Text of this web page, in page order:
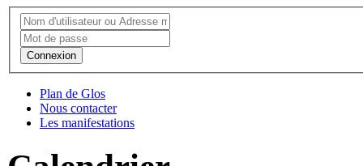
Connexion
Plan de Glos
Nous contacter
Les manifestations